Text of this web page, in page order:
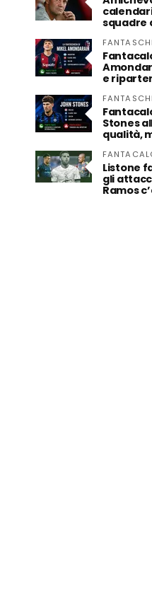
squadre
e
Stones
qualità,
Listone
gli
Ramos